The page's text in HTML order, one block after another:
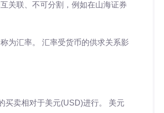
关联、不可分割，例如在山海证券
为汇率。 汇率受货币的供求关系影
买卖相对于美元(USD)进行。 美元